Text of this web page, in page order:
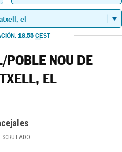
18.55 CEST
POBLE NOU DE
EL
ESCRUTADO